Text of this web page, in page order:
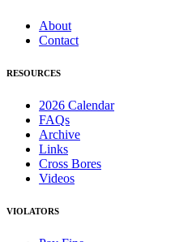
About
Contact
RESOURCES
2026 Calendar
FAQs
Archive
Links
Cross Bores
Videos
VIOLATORS